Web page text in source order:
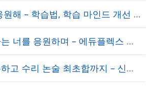
법, 학습 마인드 개선 – 보라매 에듀플렉스 신대방학원
를 응원하며 – 에듀플렉스 신도림 학원
초합까지 – 신도림고 3학년 이승준 학생 – 에듀플렉스 신도림